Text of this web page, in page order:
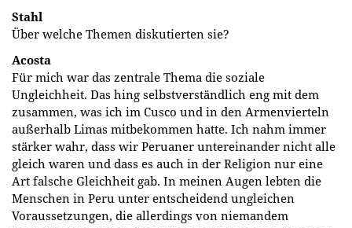
Stahl
Über welche Themen diskutierten sie?
Acosta
Für mich war das zentrale Thema die soziale
Ungleichheit. Das hing selbstverständlich eng mit dem
zusammen, was ich im Cusco und in den Armenvierteln
außerhalb Limas mitbekommen hatte. Ich nahm immer
stärker wahr, dass wir Peruaner untereinander nicht alle
gleich waren und dass es auch in der Religion nur eine
Art falsche Gleichheit gab. In meinen Augen lebten die
Menschen in Peru unter entscheidend ungleichen
Voraussetzungen, die allerdings von niemandem